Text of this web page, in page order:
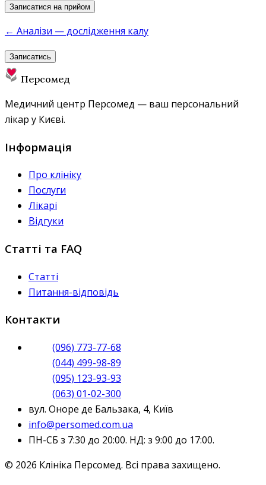
Записатися на прийом
← Аналізи — дослідження калу
Записатись
Персомед
Медичний центр Персомед — ваш персональний
лікар у Києві.
Інформація
Про клініку
Послуги
Лікарі
Відгуки
Статті та FAQ
Статті
Питання-відповідь
Контакти
(096) 773-77-68
(044) 499-98-89
(095) 123-93-93
(063) 01-02-300
вул. Оноре де Бальзака, 4, Київ
info@persomed.com.ua
ПН-СБ з 7:30 до 20:00. НД: з 9:00 до 17:00.
© 2026 Клініка Персомед. Всі права захищено.